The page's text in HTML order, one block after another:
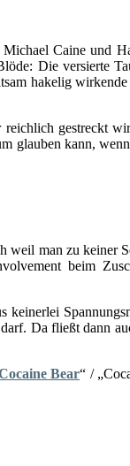
Michael Caine und
Die versierte
hakelig
gestreckt
glauben kann,
man zu keiner
beim
Da fließt dann
Bear“ /